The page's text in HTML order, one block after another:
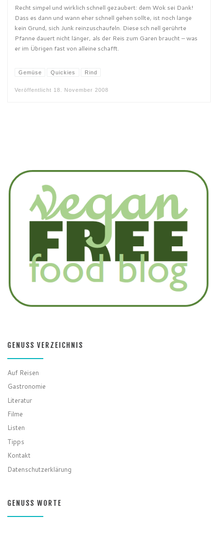
Recht simpel und wirklich schnell gezaubert: dem Wok sei Dank!
Dass es dann und wann eher schnell gehen sollte, ist noch lange
kein Grund, sich Junk reinzuschaufeln. Diese sch nell gerührte
Pfanne dauert nicht länger, als der Reis zum Garen braucht – was
er im Übrigen fast von alleine schafft.
Gemüse Quickies Rind
Veröffentlicht 18. November 2008
GENUSS VERZEICHNIS
Auf Reisen
Gastronomie
Literatur
Filme
Listen
Tipps
Kontakt
Datenschutzerklärung
GENUSS WORTE